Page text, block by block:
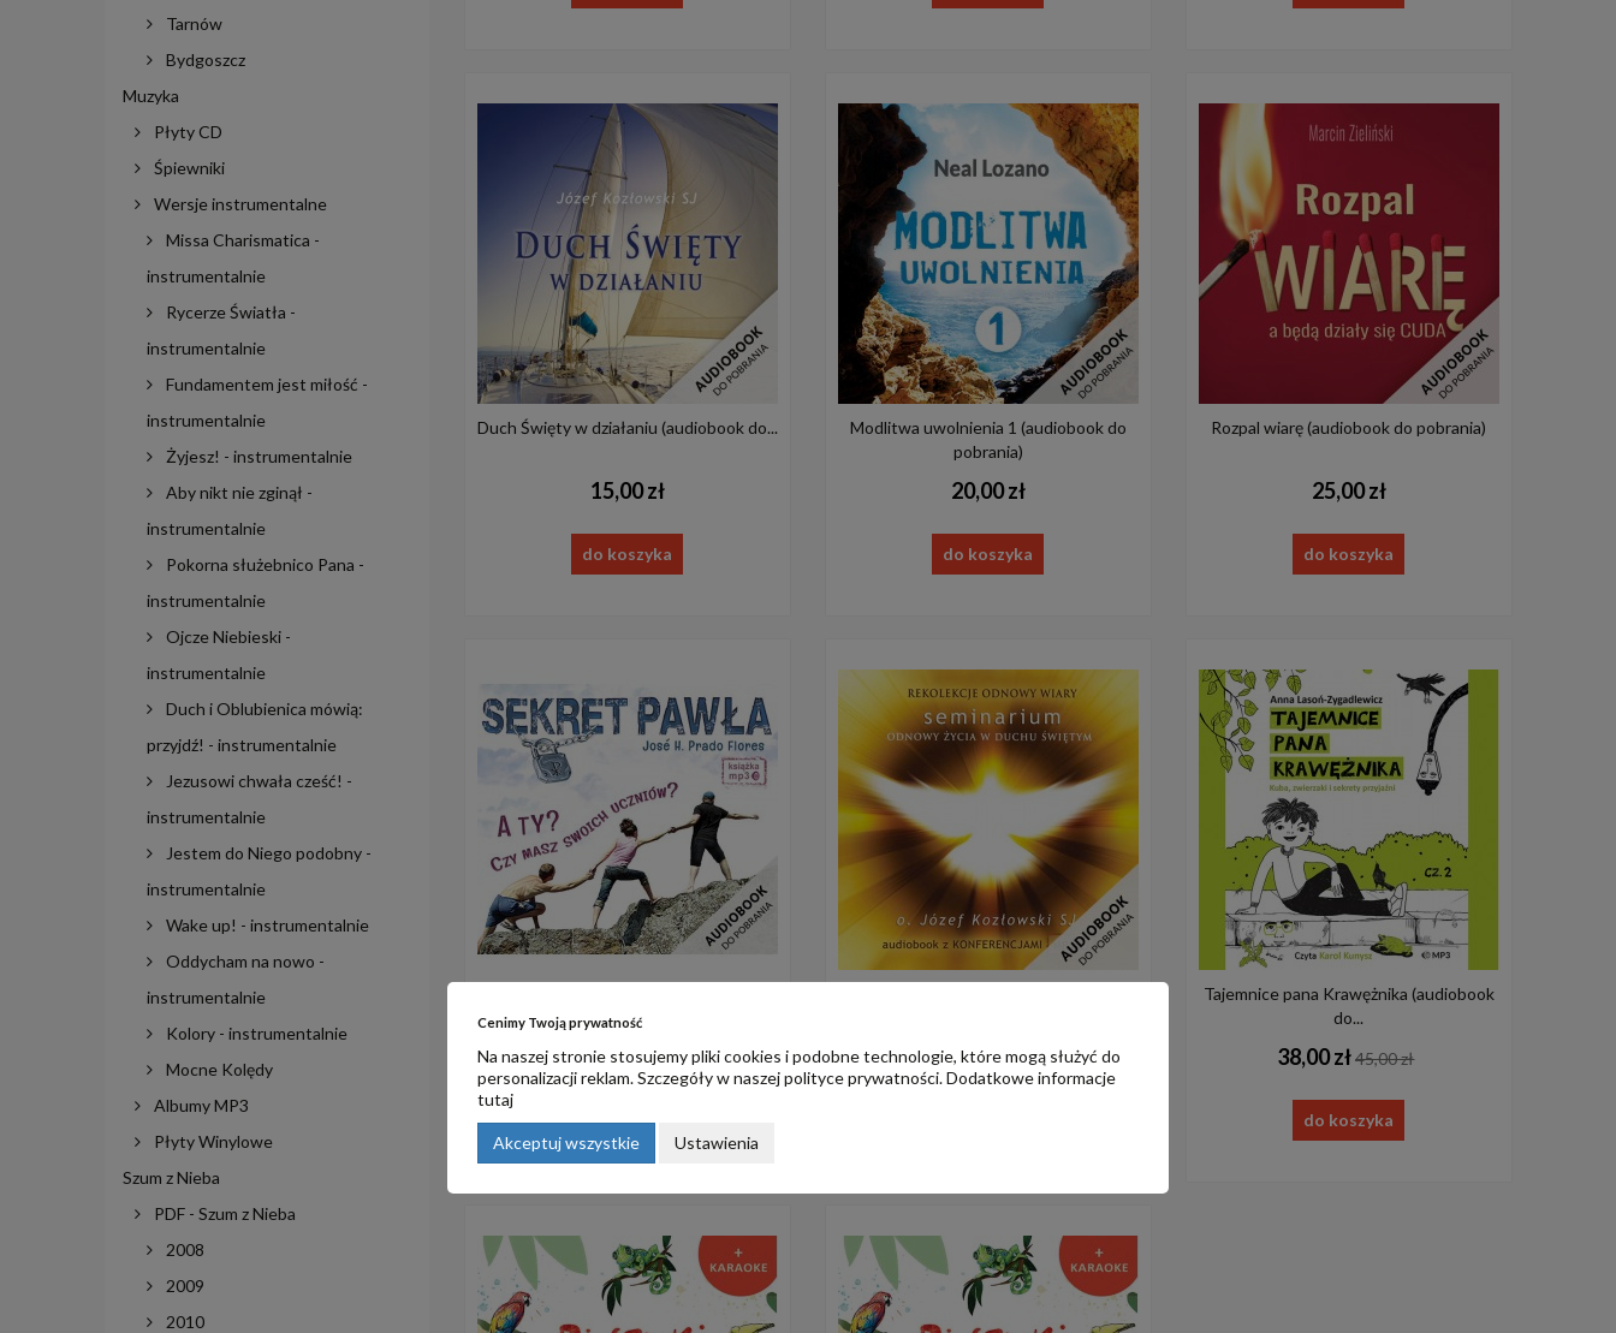
Tarnów
Bydgoszcz
Muzyka
Płyty CD
Śpiewniki
Wersje instrumentalne
Missa Charismatica -
instrumentalnie
Rycerze Światła -
instrumentalnie
Fundamentem jest miłość -
instrumentalnie
Żyjesz! - instrumentalnie
Aby nikt nie zginął -
instrumentalnie
Pokorna służebnico Pana -
instrumentalnie
Ojcze Niebieski -
instrumentalnie
Duch i Oblubienica mówią:
przyjdź! - instrumentalnie
Jezusowi chwała cześć! -
instrumentalnie
Jestem do Niego podobny -
instrumentalnie
Wake up! - instrumentalnie
Oddycham na nowo -
instrumentalnie
Kolory - instrumentalnie
Mocne Kolędy
Albumy MP3
Płyty Winylowe
Szum z Nieba
PDF - Szum z Nieba
2008
2009
2010
Duch Święty w działaniu (audiobook do...
15,00 zł
do koszyka
Modlitwa uwolnienia 1 (audiobook do
pobrania)
20,00 zł
do koszyka
Rozpal wiarę (audiobook do pobrania)
25,00 zł
do koszyka
15,00 zł
do koszyka
15,00 zł
Tajemnice pana Krawężnika (audiobook
do...
38,00 zł 45,00 zł
do koszyka
Cenimy Twoją prywatność
Na naszej stronie stosujemy pliki cookies i podobne technologie, które mogą służyć do
personalizacji reklam. Szczegóły w naszejpolityce prywatności. Dodatkowe informacje
tutaj
Akceptuj wszystkie Ustawienia